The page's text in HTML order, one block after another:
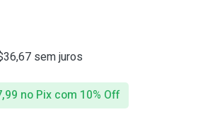
36,67 sem juros
no Pix com 10% Off